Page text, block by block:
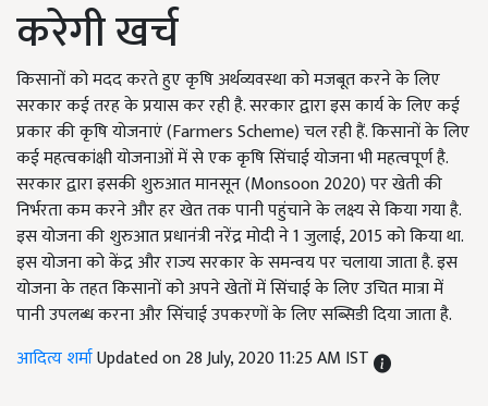
करेगी खर्च
किसानों को मदद करते हुए कृषि अर्थव्यवस्था को मजबूत करने के लिए
सरकार कई तरह के प्रयास कर रही है. सरकार द्वारा इस कार्य के लिए कई
प्रकार की कृषि योजनाएं (Farmers Scheme) चल रही हैं. किसानों के लिए
कई महत्वकांक्षी योजनाओं में से एक कृषि सिंचाई योजना भी महत्वपूर्ण है.
सरकार द्वारा इसकी शुरुआत मानसून (Monsoon 2020) पर खेती की
निर्भरता कम करने और हर खेत तक पानी पहुंचाने के लक्ष्य से किया गया है.
इस योजना की शुरुआत प्रधानंत्री नरेंद्र मोदी ने 1 जुलाई, 2015 को किया था.
इस योजना को केंद्र और राज्य सरकार के समन्वय पर चलाया जाता है. इस
योजना के तहत किसानों को अपने खेतों में सिंचाई के लिए उचित मात्रा में
पानी उपलब्ध करना और सिंचाई उपकरणों के लिए सब्सिडी दिया जाता है.
आदित्य शर्माUpdated on 28 July, 2020 11:25 AM IST